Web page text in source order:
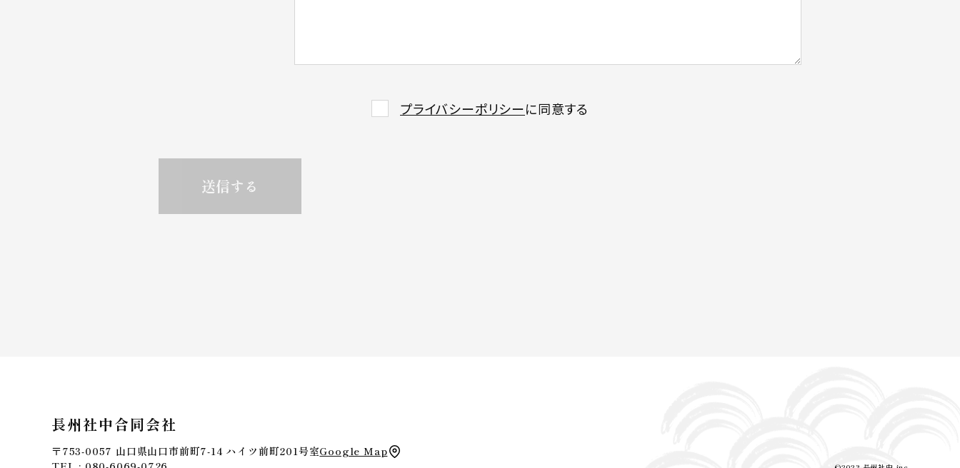
プライバシーポリシーに同意する
長州社中合同会社
〒753-0057 山口県山口市前町7-14 ハイツ前町201号室Google Map